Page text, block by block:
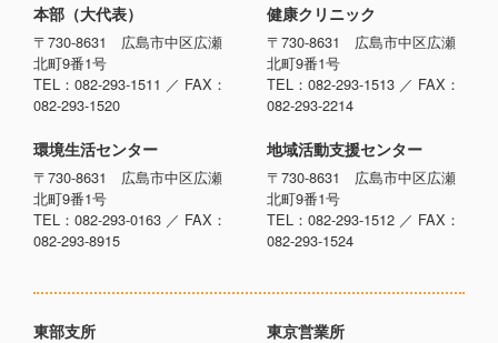
本部（大代表）
〒730-8631 広島市中区広瀬
北町9番1号
TEL：082-293-1511 ／ FAX：
082-293-1520
環境生活センター
〒730-8631 広島市中区広瀬
北町9番1号
TEL：082-293-0163 ／ FAX：
082-293-8915
健康クリニック
〒730-8631 広島市中区広瀬
北町9番1号
TEL：082-293-1513 ／ FAX：
082-293-2214
地域活動支援センター
〒730-8631 広島市中区広瀬
北町9番1号
TEL：082-293-1512 ／ FAX：
082-293-1524
東部支所 東京営業所